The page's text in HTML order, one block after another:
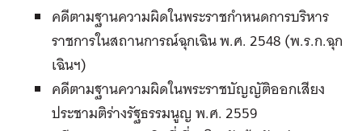
คดีตามฐานความผิดในพระราชกำหนดการบริหาร
ราชการในสถานการณ์ฉุกเฉิน พ.ศ. 2548 (พ.ร.ก.ฉุก
เฉินฯ)
คดีตามฐานความผิดในพระราชบัญญัติออกเสียง
ประชามติร่างรัฐธรรมนูญ พ.ศ. 2559